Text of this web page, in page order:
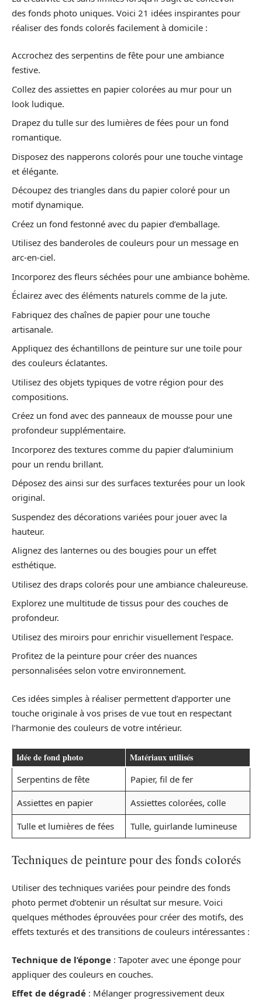
des fonds photo uniques. Voici 21 idées inspirantes pour
réaliser des fonds colorés facilement à domicile :
Accrochez des serpentins de fête pour une ambiance
festive.
Collez des assiettes en papier colorées au mur pour un
look ludique.
Drapez du tulle sur des lumières de fées pour un fond
romantique.
Disposez des napperons colorés pour une touche vintage
et élégante.
Découpez des triangles dans du papier coloré pour un
motif dynamique.
Créez un fond festonné avec du papier d’emballage.
Utilisez des banderoles de couleurs pour un message en
arc-en-ciel.
Incorporez des fleurs séchées pour une ambiance bohème.
Éclairez avec des éléments naturels comme de la jute.
Fabriquez des chaînes de papier pour une touche
artisanale.
Appliquez des échantillons de peinture sur une toile pour
des couleurs éclatantes.
Utilisez des objets typiques de votre région pour des
compositions.
Créez un fond avec des panneaux de mousse pour une
profondeur supplémentaire.
Incorporez des textures comme du papier d’aluminium
pour un rendu brillant.
Déposez des ainsi sur des surfaces texturées pour un look
original.
Suspendez des décorations variées pour jouer avec la
hauteur.
Alignez des lanternes ou des bougies pour un effet
esthétique.
Utilisez des draps colorés pour une ambiance chaleureuse.
Explorez une multitude de tissus pour des couches de
profondeur.
Utilisez des miroirs pour enrichir visuellement l’espace.
Profitez de la peinture pour créer des nuances
personnalisées selon votre environnement.
Ces idées simples à réaliser permettent d’apporter une
touche originale à vos prises de vue tout en respectant
l’harmonie des couleurs de votre intérieur.
Idée de fond photo Matériaux utilisés
Serpentins de fête
Papier, fil de fer
Assiettes en papier
Assiettes colorées, colle
Tulle et lumières de fées
Tulle, guirlande lumineuse
Techniques de peinture pour des fonds colorés
Utiliser des techniques variées pour peindre des fonds
photo permet d’obtenir un résultat sur mesure. Voici
quelques méthodes éprouvées pour créer des motifs, des
effets texturés et des transitions de couleurs intéressantes :
Technique de l’éponge : Tapoter avec une éponge pour
appliquer des couleurs en couches.
Effet de dégradé : Mélanger progressivement deux